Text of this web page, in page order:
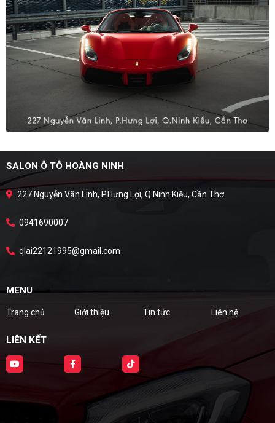
SALON Ô TÔ HOÀNG NINH
227 Nguyễn Văn Linh, P.Hưng Lợi, Q.Ninh Kiều, Cần Thơ
0941690007
qlai22121995@gmail.com
MENU
Trang chủ Giới thiệu Tin tức Liên hệ
LIÊN KẾT